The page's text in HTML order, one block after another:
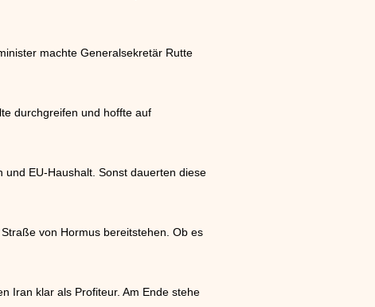
machte Generalsekretär Rutte
durchgreifen und hoffte auf
EU-Haushalt. Sonst dauerten diese
von Hormus bereitstehen. Ob es
Iran klar als Profiteur. Am Ende stehe